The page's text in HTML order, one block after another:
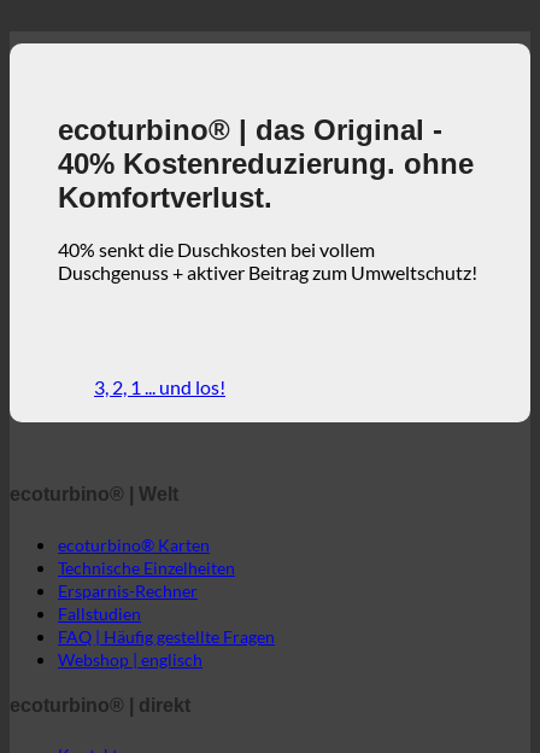
40% Kostenreduzierung. ohne
Komfortverlust.
40% senkt die Duschkosten bei vollem
ecoturbino® Karten
Ersparnis-Rechner
Fallstudien
FAQ | Häufig gestellte Fragen
Webshop | englisch
ecoturbino® | direkt